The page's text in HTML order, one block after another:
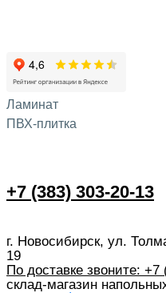
+7 (383) 303-20-13
г. Новосибирск, ул.
19
По доставке звоните: +7
склад-магазин
Ламинат
ПВХ-плитка